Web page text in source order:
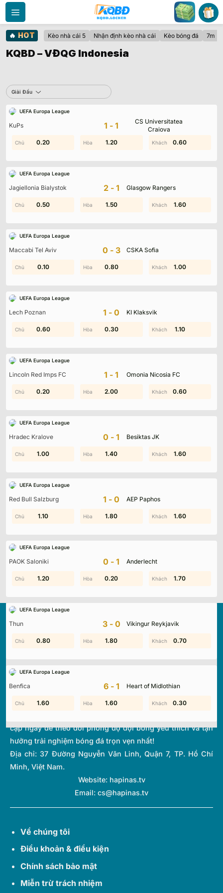
Bỏ
qua
nội
dung
🔥 HOT Kèo nhà cái 5 Nhận định kèo nhà cái Kèo bóng đá 7m
KQBD – VĐQG Indonesia
Giải Đấu
UEFA Europa League
KuPs 1-1
CS Universitatea
Craiova
1.30
1.20 1.40
0.20 1.20 0.60
UEFA Europa League
Jagiellonia Bialystok 2-1 Glasgow Rangers
1.30 0.10 0.50
0.50 1.50 1.60
UEFA Europa League
Maccabi Tel Aviv 0-3 CSKA Sofia
2.00 0.40 1.80
0.10 0.80 1.00
UEFA Europa League
Lech Poznan 1-0 KI Klaksvik
1.90 0.60 1.80
0.60 0.30 1.10
UEFA Europa League
Lincoln Red Imps FC 1-1 Omonia Nicosia FC
0.30 0.60 1.30
0.20 2.00 0.60
UEFA Europa League
Hradec Kralove 0-1 Besiktas JK
1.80 0.30 1.10
1.00 1.40 1.60
UEFA Europa League
Red Bull Salzburg 1-0 AEP Paphos
0.80 1.10 1.00
1.10 1.80 1.60
UEFA Europa League
PAOK Saloniki 0-1 Anderlecht
1.30 0.40 0.90
1.20 0.20 1.70
UEFA Europa League
Thun 3-0 Vikingur Reykjavik
0.80 1.10 1.20
0.80 1.80 0.70
UEFA Europa League
Benfica 6-1 Heart of Midlothian
1.00 0.20 2.00
1.60 1.60 0.30
Sbobet
Không có dữ liệu vui lòng chọn bộ lọc khác
thi đấu và bảng xếp hạng từ hơn 1.000 giải đấu toàn cầu.
Với giao diện tối ưu và tốc độ cập nhật thời gian thực
(Livescore) siêu tốc, chúng tôi giúp bạn không bỏ lỡ bất kỳ
cập ngay để theo dõi phong độ đội bóng yêu thích và tận
hưởng trải nghiệm bóng đá trọn vẹn nhất!
Địa chỉ: 37 Đường Nguyễn Văn Linh, Quận 7, TP. Hồ Chí
Minh, Việt Nam.
Website: hapinas.tv
Email: cs@hapinas.tv
Về chúng tôi
Điều khoản & điều kiện
Chính sách bảo mật
Miễn trừ trách nhiệm